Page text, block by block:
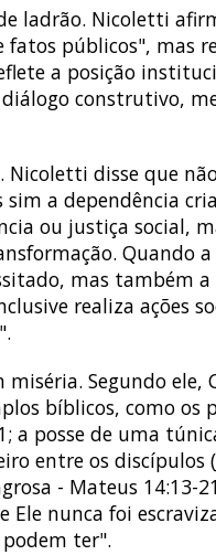
ladrão. Nicoletti
públicos", mas
a posição
construtivo,
Nicoletti disse que
a dependência
ou justiça social,
Quando
mas também
realiza ações
Segundo ele,
bíblicos, como os
a posse de uma
entre os discípulos
- Mateus 14:13-
nunca foi
ter".